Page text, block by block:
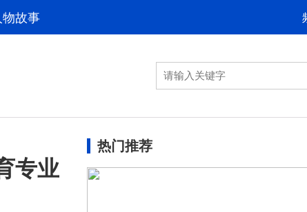
物故事
专业
热门推荐